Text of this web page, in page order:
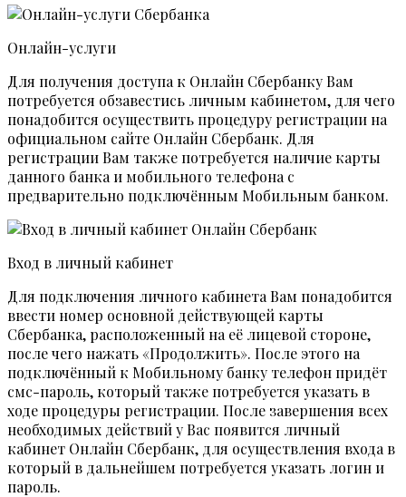
Онлайн-услуги
Для получения доступа к Онлайн Сбербанку Вам
потребуется обзавестись личным кабинетом, для чего
понадобится осуществить процедуру регистрации на
официальном сайте Онлайн Сбербанк. Для
регистрации Вам также потребуется наличие карты
данного банка и мобильного телефона с
предварительно подключённым Мобильным банком.
Вход в личный кабинет
Для подключения личного кабинета Вам понадобится
ввести номер основной действующей карты
Сбербанка, расположенный на её лицевой стороне,
после чего нажать «Продолжить». После этого на
подключённый к Мобильному банку телефон придёт
смс-пароль, который также потребуется указать в
ходе процедуры регистрации. После завершения всех
необходимых действий у Вас появится личный
кабинет Онлайн Сбербанк, для осуществления входа в
который в дальнейшем потребуется указать логин и
пароль.